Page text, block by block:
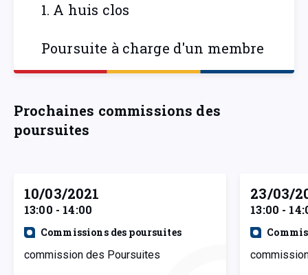
1. A huis clos
Poursuite à charge d'un membre
Prochaines commissions des
poursuites
10/03/2021
13:00 - 14:00
Commissions des poursuites
commission des Poursuites
23/03/
13:00 -